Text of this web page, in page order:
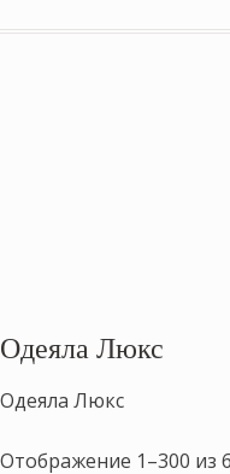
Одеяла Люкс
Одеяла Люкс
Отображение 1–300 из